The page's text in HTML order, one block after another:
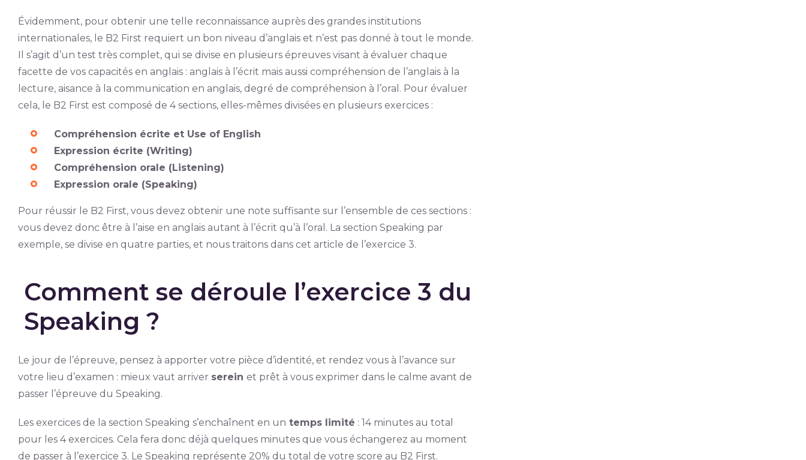
Évidemment, pour obtenir une telle reconnaissance auprès des grandes institutions
internationales, le B2 First requiert un bon niveau d’anglais et n’est pas donné à tout le monde.
Il s’agit d’un test très complet, qui se divise en plusieurs épreuves visant à évaluer chaque
facette de vos capacités en anglais : anglais à l’écrit mais aussi compréhension de l’anglais à la
lecture, aisance à la communication en anglais, degré de compréhension à l’oral. Pour évaluer
cela, le B2 First est composé de 4 sections, elles-mêmes divisées en plusieurs exercices :
Compréhension écrite et Use of English
Expression écrite (Writing)
Compréhension orale (Listening)
Expression orale (Speaking)
Pour réussir le B2 First, vous devez obtenir une note suffisante sur l’ensemble de ces sections :
vous devez donc être à l’aise en anglais autant à l’écrit qu’à l’oral. La section Speaking par
exemple, se divise en quatre parties, et nous traitons dans cet article de l’exercice 3.
Comment se déroule l’exercice 3 du
Speaking ?
Le jour de l’épreuve, pensez à apporter votre pièce d’identité, et rendez vous à l’avance sur
votre lieu d’examen : mieux vaut arriver serein et prêt à vous exprimer dans le calme avant de
passer l’épreuve du Speaking.
Les exercices de la section Speaking s’enchaînent en un temps limité : 14 minutes au total
pour les 4 exercices. Cela fera donc déjà quelques minutes que vous échangerez au moment
de passer à l’exercice 3. Le Speaking représente 20% du total de votre score au B2 First.